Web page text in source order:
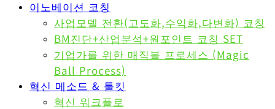
이노베이션 코칭
사업모델 전환(고도화,수익화,다변화) 코칭
BM진단+산업분석+원포인트 코칭 SET
기업가를 위한 매직볼 프로세스 (Magic
Ball Process)
혁신 메소드 & 툴킷
혁신 워크플로